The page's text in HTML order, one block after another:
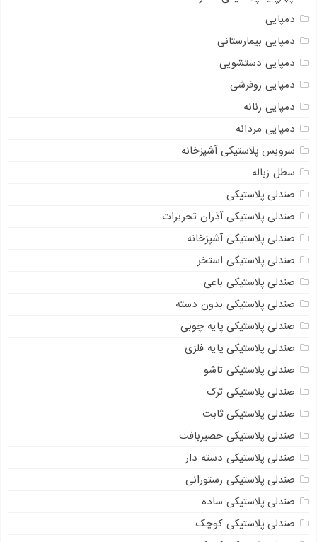
دمپایی
دمپایی بیمارستانی
دمپایی دستشویی
دمپایی روفرشی
دمپایی زنانه
دمپایی مردانه
سرویس پلاستیکی آشپزخانه
سطل زباله
صندلی پلاستیکی
صندلی پلاستیکی آذران تحریرات
صندلی پلاستیکی آشپزخانه
صندلی پلاستیکی استخر
صندلی پلاستیکی باغی
صندلی پلاستیکی بدون دسته
صندلی پلاستیکی پایه چوبی
صندلی پلاستیکی پایه فلزی
صندلی پلاستیکی تاشو
صندلی پلاستیکی ترک
صندلی پلاستیکی ثابت
صندلی پلاستیکی حصیربافت
صندلی پلاستیکی دسته دار
صندلی پلاستیکی رستورانی
صندلی پلاستیکی ساده
صندلی پلاستیکی کوچک